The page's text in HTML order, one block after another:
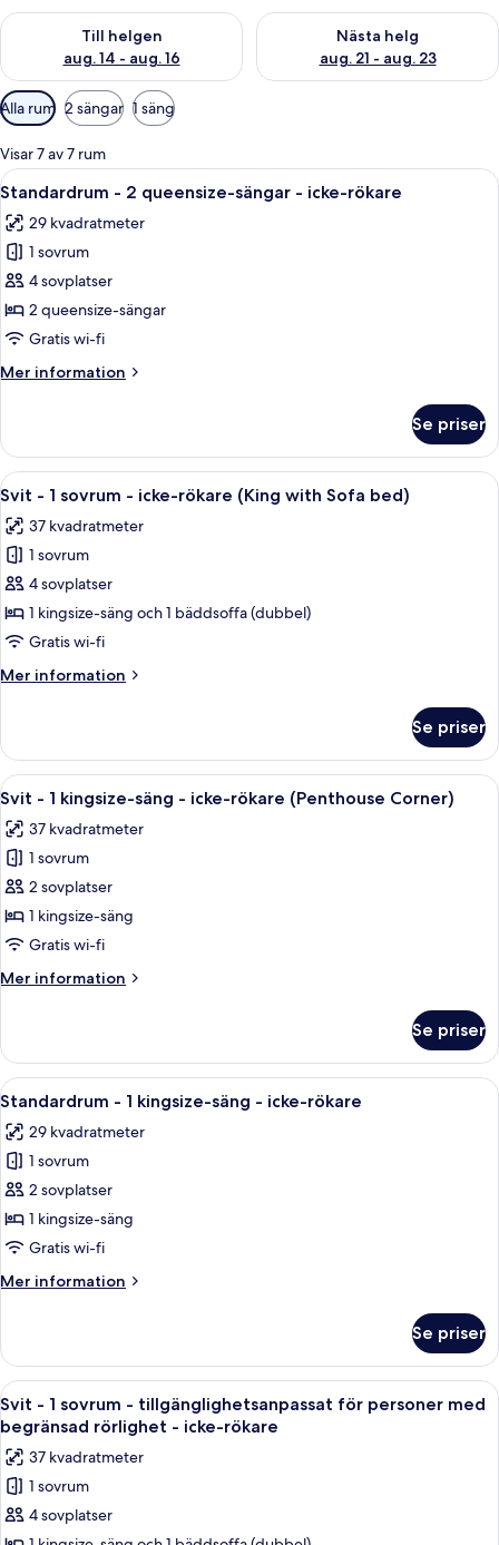
Till helgen
aug. 14 - aug. 16
Kontrollera tillgängligheten för den här helgen aug. 14 - aug.
Nästa helg
aug. 21 - aug. 23
Kontrollera tillgängligheten
Tillgängliga
filter
för
rum
Alla rum 2 sängar 1 säng
Visar 7 av 7 rum
Öppna
alla
foton
för
Standardrum
-
2
sängar
rökare
Ett hotellrum med två sängar, ett
6
Standardrum - 2 queensize-sängar - icke-rökare
29 kvadratmeter
1 sovrum
4 sovplatser
2 queensize-sängar
Gratis wi-fi
Mer information
Mer
-
queensize-
icke-
Se priser
Öppna
alla
foton
för
Svit
-
1
-
(King
with
Sofa
bed)
Ett hotellrum med en säng, ett
9
Svit - 1 sovrum - icke-rökare (King with Sofa bed)
37 kvadratmeter
1 sovrum
4 sovplatser
1 kingsize-säng och 1 bäddsoffa (dubbel)
Gratis wi-fi
Mer information
Mer
-
sovrum
icke-
rökare
with
Sofa
bed)
Se priser
Öppna
alla
foton
för
Svit
-
1
säng
rökare
(Penthouse
Corner)
Ett hotellrum med en platt-TV, en
5
Svit - 1 kingsize-säng - icke-rökare (Penthouse Corner)
37 kvadratmeter
1 sovrum
2 sovplatser
1 kingsize-säng
Gratis wi-fi
Mer information
Mer
-
kingsize-
icke-
(Penthouse
Corner)
Se priser
Öppna
alla
foton
för
Standardrum
-
1
säng
rökare
Ett hotellrum med en stor säng, två
6
Standardrum - 1 kingsize-säng - icke-rökare
29 kvadratmeter
1 sovrum
2 sovplatser
1 kingsize-säng
Gratis wi-fi
Mer information
Mer
-
kingsize-
säng
icke-
rökare
Se priser
Öppna
alla
foton
för
Svit
-
Ett hotellrum med en säng, ett
9
Svit - 1 sovrum - tillgänglighetsanpassat för personer med
begränsad rörlighet - icke-rökare
37 kvadratmeter
1 sovrum
4 sovplatser